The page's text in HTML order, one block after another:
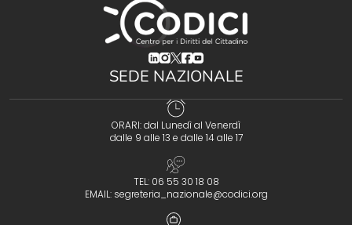
(opens in a new tab)
(opens in a new tab)
(opens in a new tab)
(opens in a new tab)
(opens in a new tab)
SEDE NAZIONALE
ORARI: dal Lunedì al Venerdì
dalle 9 alle 13 e dalle 14 alle 17
TEL: 06 55 30 18 08
EMAIL: segreteria_nazionale@codici.org